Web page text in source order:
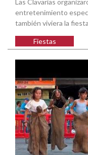
entretenimiento
también viviera la fiesta
Fiestas